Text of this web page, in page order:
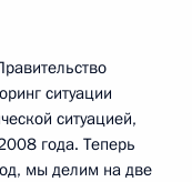
ситуации
ситуацией,
года. Теперь
мы делим на две